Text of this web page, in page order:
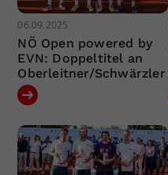
06.09.2025
NÖ Open powered by
EVN: Doppeltitel an
Oberleitner/Schwärzler